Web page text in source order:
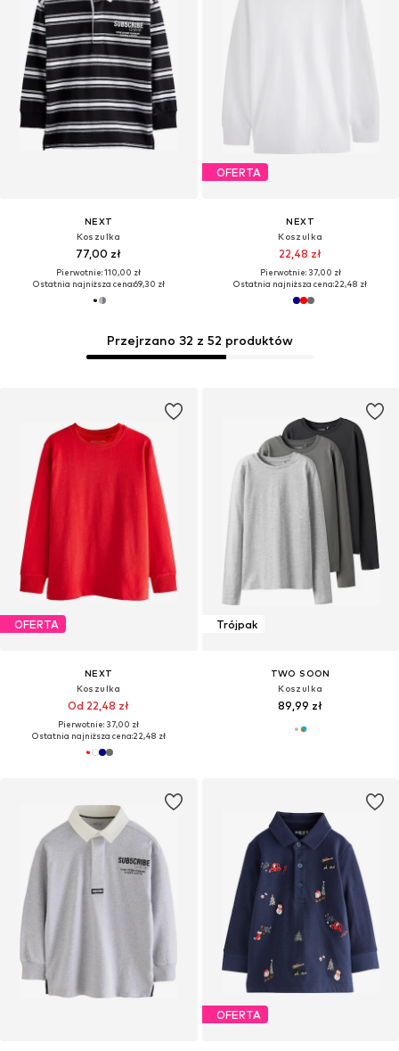
NEXT
Koszulka
77,00 zł
Pierwotnie: 110,00 zł
Ostatnia najniższa cena:69,30 zł
OFERTA
NEXT
Koszulka
22,48 zł
Pierwotnie: 37,00 zł
Ostatnia najniższa cena:22,48 zł
Przejrzano 32 z 52 produktów
OFERTA
NEXT
Koszulka
Od 22,48 zł
Pierwotnie: 37,00 zł
Ostatnia najniższa cena:22,48 zł
Trójpak
TWO SOON
Koszulka
89,99 zł
OFERTA